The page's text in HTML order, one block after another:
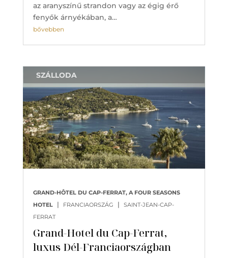
az aranyszínű strandon vagy az égig érő
fenyők árnyékában, a…
bővebben
Grand-Hotel du Cap-Ferrat,
luxus Dél-Franciaországban
GRAND-HÔTEL DU CAP-FERRAT, A FOUR SEASONS
HOTEL
| FRANCIAORSZÁG |
SAINT-JEAN-CAP-
FERRAT
SZÁLLODA